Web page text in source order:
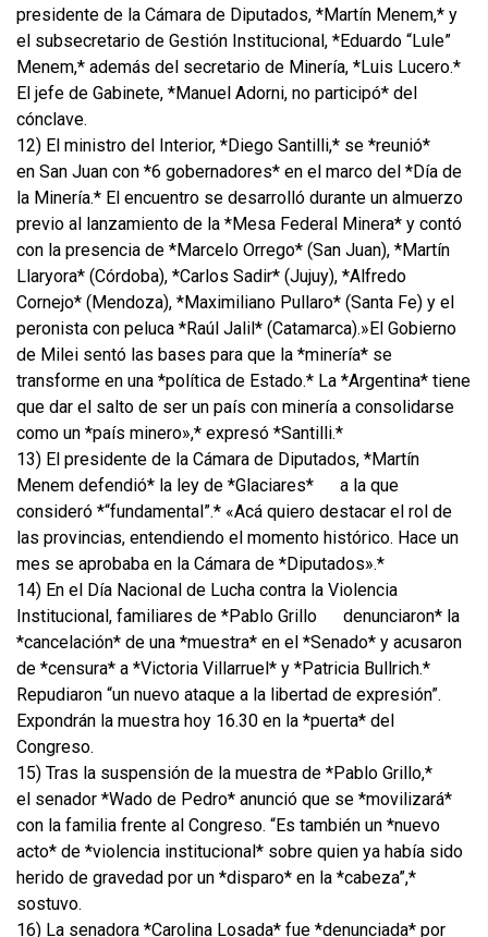
presidente de la Cámara de Diputados, *Martín Menem,* y
el subsecretario de Gestión Institucional, *Eduardo “Lule”
Menem,* además del secretario de Minería, *Luis Lucero.*
El jefe de Gabinete, *Manuel Adorni, no participó* del
cónclave.
12) El ministro del Interior, *Diego Santilli,* se *reunió*
en San Juan con *6 gobernadores* en el marco del *Día de
la Minería.* El encuentro se desarrolló durante un almuerzo
previo al lanzamiento de la *Mesa Federal Minera* y contó
con la presencia de *Marcelo Orrego* (San Juan), *Martín
Llaryora* (Córdoba), *Carlos Sadir* (Jujuy), *Alfredo
Cornejo* (Mendoza), *Maximiliano Pullaro* (Santa Fe) y el
peronista con peluca *Raúl Jalil* (Catamarca).»El Gobierno
de Milei sentó las bases para que la *minería* se
transforme en una *política de Estado.* La *Argentina* tiene
que dar el salto de ser un país con minería a consolidarse
como un *país minero»,* expresó *Santilli.*
13) El presidente de la Cámara de Diputados, *Martín
Menem defendió* la ley de *Glaciares*
a la que
consideró *“fundamental”.* «Acá quiero destacar el rol de
las provincias, entendiendo el momento histórico. Hace un
mes se aprobaba en la Cámara de *Diputados».*
14) En el Día Nacional de Lucha contra la Violencia
Institucional, familiares de *Pablo Grillo
denunciaron* la
*cancelación* de una *muestra* en el *Senado* y acusaron
de *censura* a *Victoria Villarruel* y *Patricia Bullrich.*
Repudiaron “un nuevo ataque a la libertad de expresión”.
Expondrán la muestra hoy 16.30 en la *puerta* del
Congreso.
15) Tras la suspensión de la muestra de *Pablo Grillo,*
el senador *Wado de Pedro* anunció que se *movilizará*
con la familia frente al Congreso. “Es también un *nuevo
acto* de *violencia institucional* sobre quien ya había sido
herido de gravedad por un *disparo* en la *cabeza”,*
sostuvo.
16) La senadora *Carolina Losada* fue *denunciada* por